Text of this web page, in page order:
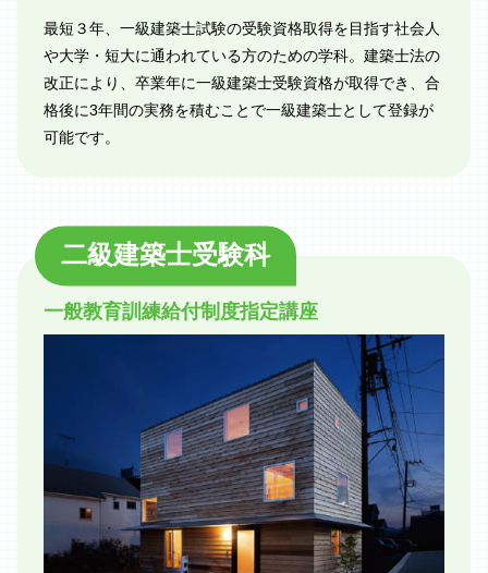
最短３年、一級建築士試験の受験資格取得を目指す社会人
や大学・短大に通われている方のための学科。建築士法の
改正により、卒業年に一級建築士受験資格が取得でき、合
格後に3年間の実務を積むことで一級建築士として登録が
可能です。
二級建築士受験科
一般教育訓練給付制度指定講座